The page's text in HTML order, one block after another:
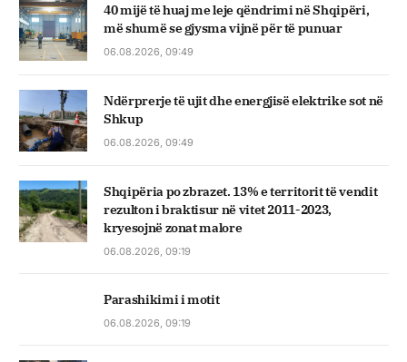
40 mijë të huaj me leje qëndrimi në Shqipëri,
më shumë se gjysma vijnë për të punuar
06.08.2026, 09:49
Ndërprerje të ujit dhe energjisë elektrike sot në
Shkup
06.08.2026, 09:49
Shqipëria po zbrazet. 13% e territorit të vendit
rezulton i braktisur në vitet 2011-2023,
kryesojnë zonat malore
06.08.2026, 09:19
Parashikimi i motit
06.08.2026, 09:19